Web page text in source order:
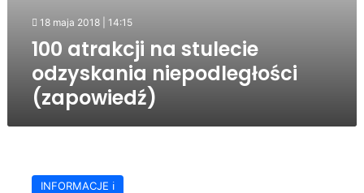
18 maja 2018 | 14:15
100 atrakcji na stulecie
odzyskania niepodległości
(zapowiedź)
zatrudnione.
INFORMACJE ℹ️